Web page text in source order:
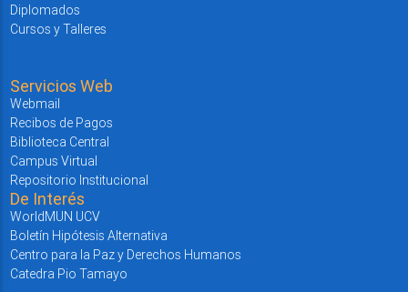
Diplomados
Cursos y Talleres
Servicios Web
Webmail
Recibos de Pagos
Biblioteca Central
Campus Virtual
Repositorio Institucional
De Interés
WorldMUN UCV
Boletín Hipótesis Alternativa
Centro para la Paz y Derechos Humanos
Catedra Pio Tamayo